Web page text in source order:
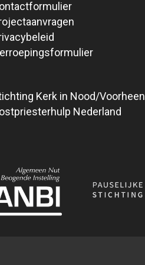
Kerk in Nood/Voorheen
Nederland